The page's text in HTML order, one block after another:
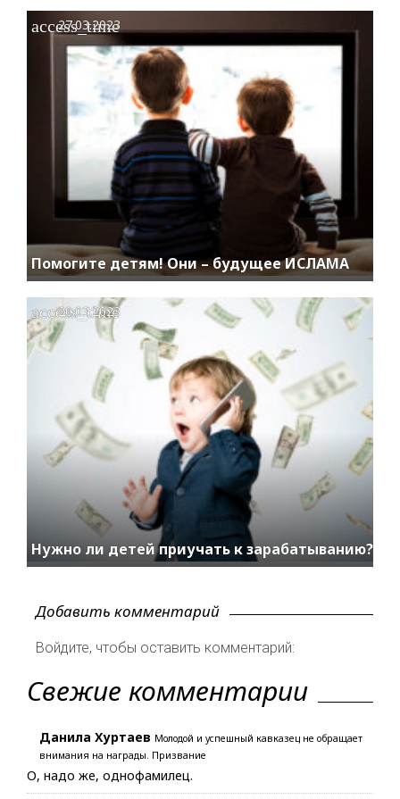
Помогите детям! Они – будущее ИСЛАМА
access_time
27.03.2023
Нужно ли детей приучать к зарабатыванию?
access_time
20.03.2023
Добавить комментарий
Войдите, чтобы оставить комментарий:
Свежие комментарии
Данила Хуртаев Молодой и успешный кавказец не обращает
внимания на награды. Призвание
О, надо же, однофамилец.